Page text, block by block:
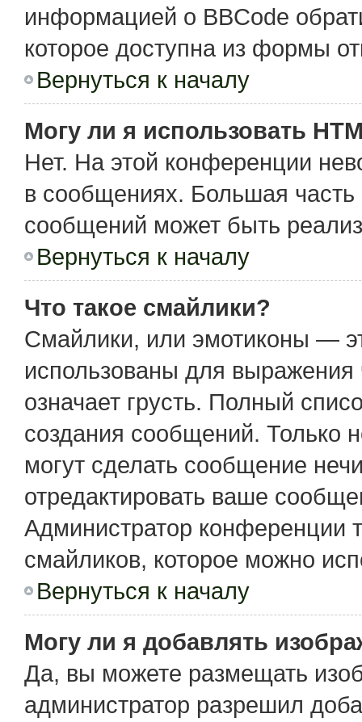
информацией о BBCode
которое доступна из формы
Вернуться к началу
Могу ли я использовать
Нет. На этой конференции
в сообщениях. Большая
сообщений может быть
Вернуться к началу
Что такое смайлики?
Смайлики, или эмотиконы —
использованы для выражения
означает грусть. Полный
создания сообщений. Только
могут сделать сообщение
отредактировать ваше
Администратор конференции
смайликов, которое можно
Вернуться к началу
Могу ли я добавлять
Да, вы можете размещать
администратор разрешил